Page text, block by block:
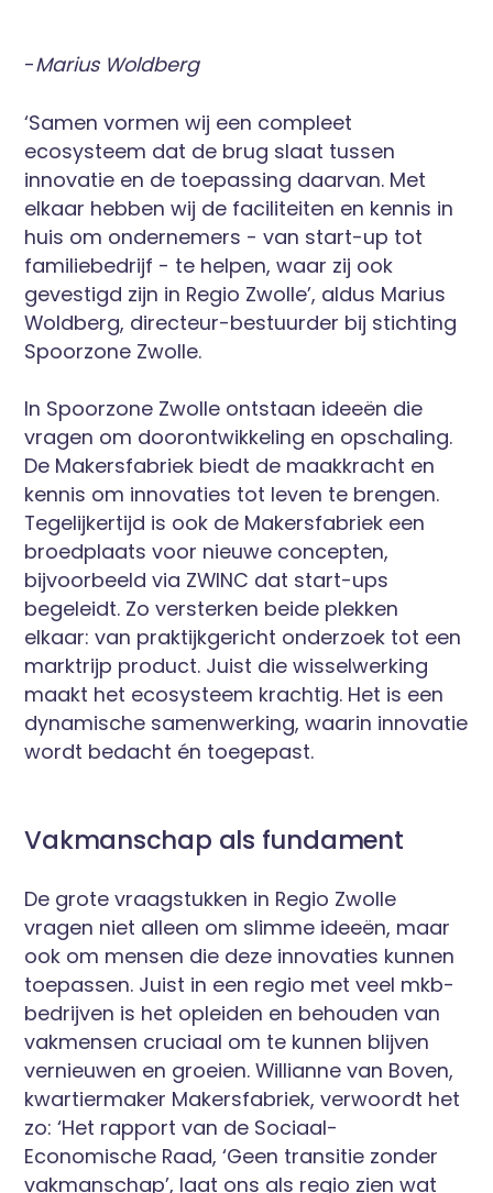
-Marius Woldberg
‘Samen vormen wij een compleet
ecosysteem dat de brug slaat tussen
innovatie en de toepassing daarvan. Met
elkaar hebben wij de faciliteiten en kennis in
huis om ondernemers - van start-up tot
familiebedrijf - te helpen, waar zij ook
gevestigd zijn in Regio Zwolle’, aldus Marius
Woldberg, directeur-bestuurder bij stichting
Spoorzone Zwolle.
In Spoorzone Zwolle ontstaan ideeën die
vragen om doorontwikkeling en opschaling.
De Makersfabriek biedt de maakkracht en
kennis om innovaties tot leven te brengen.
Tegelijkertijd is ook de Makersfabriek een
broedplaats voor nieuwe concepten,
bijvoorbeeld via ZWINC dat start-ups
begeleidt. Zo versterken beide plekken
elkaar: van praktijkgericht onderzoek tot een
marktrijp product. Juist die wisselwerking
maakt het ecosysteem krachtig. Het is een
dynamische samenwerking, waarin innovatie
wordt bedacht én toegepast.
Vakmanschap als fundament
De grote vraagstukken in Regio Zwolle
vragen niet alleen om slimme ideeën, maar
ook om mensen die deze innovaties kunnen
toepassen. Juist in een regio met veel mkb-
bedrijven is het opleiden en behouden van
vakmensen cruciaal om te kunnen blijven
vernieuwen en groeien. Willianne van Boven,
kwartiermaker Makersfabriek, verwoordt het
zo: ‘Het rapport van de Sociaal-
Economische Raad, ‘Geen transitie zonder
vakmanschap’, laat ons als regio zien wat